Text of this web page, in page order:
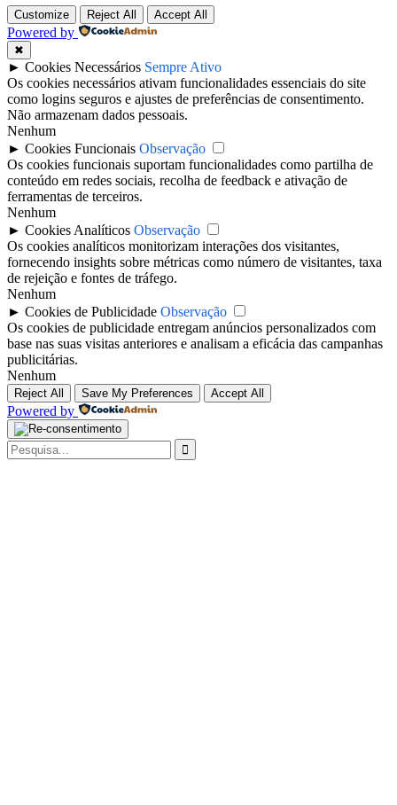
Customize Reject All Accept All
Powered by
✖
► Cookies Necessários Sempre Ativo
Os cookies necessários ativam funcionalidades essenciais do site
como logins seguros e ajustes de preferências de consentimento.
Não armazenam dados pessoais.
Nenhum
► Cookies Funcionais Observação
Os cookies funcionais suportam funcionalidades como partilha de
conteúdo em redes sociais, recolha de feedback e ativação de
ferramentas de terceiros.
Nenhum
► Cookies Analíticos Observação
Os cookies analíticos monitorizam interações dos visitantes,
fornecendo insights sobre métricas como número de visitantes, taxa
de rejeição e fontes de tráfego.
Nenhum
► Cookies de Publicidade Observação
Os cookies de publicidade entregam anúncios personalizados com
base nas suas visitas anteriores e analisam a eficácia das campanhas
publicitárias.
Nenhum
Reject All Save My Preferences Accept All
Powered by